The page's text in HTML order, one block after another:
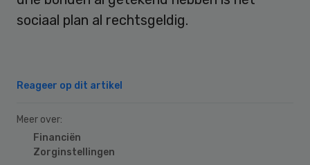
sociaal plan al rechtsgeldig.
Reageer op dit artikel
Meer over:
Financiën
Zorginstellingen